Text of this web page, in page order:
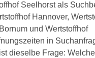
Seelhorst als
Hannover,
und Wertstoffhof
in
dieselbe Frage: